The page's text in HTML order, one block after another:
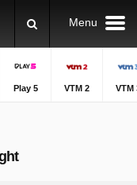
Menu
Play 5 VTM 2 VTM